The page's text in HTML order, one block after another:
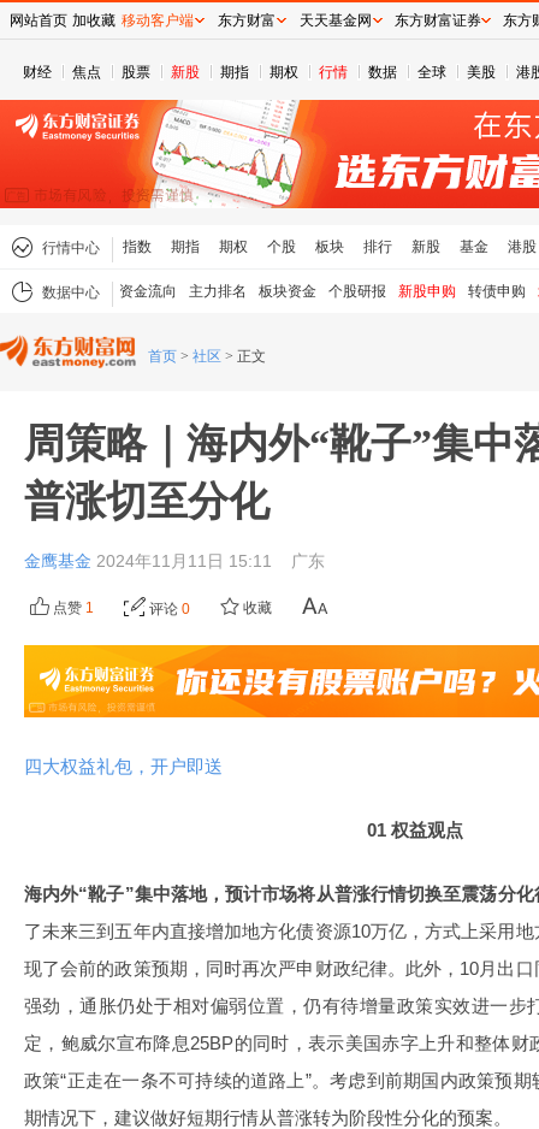
财经 焦点 股票 新股 期指 期权 行情 数据 全球 美股 港
行情中心 指数 期指 期权 个股 板块 排行 新股 基金 港股
数据中心 资金流向 主力排名 板块资金 个股研报 新股申购 转债申购
首页 > 社区 > 正文
周策略｜海内外“靴子”集中
普涨切至分化
金鹰基金 2024年11月11日 15:11 广东
点赞 1 评论 0 收藏
四大权益礼包，开户即送
01 权益观点
海内外“靴子”集中落地，预计市场将从普涨行情切换至震荡分化
了未来三到五年内直接增加地方化债资源10万亿，方式上采用
现了会前的政策预期，同时再次严申财政纪律。此外，10月出
强劲，通胀仍处于相对偏弱位置，仍有待增量政策实效进一步
定，鲍威尔宣布降息25BP的同时，表示美国赤字上升和整体
政策“正走在一条不可持续的道路上”。考虑到前期国内政策预
期情况下，建议做好短期行情从普涨转为阶段性分化的预案。
网站首页 加收藏 移动客户端 东方财富 天天基金网 东方财富证券 东方